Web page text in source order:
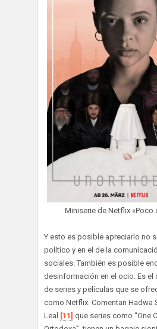
Miniserie de Netflix «Poco
Y esto es posible apreciarlo no
político y en el de la
sociales. También es posible
desinformación en el ocio. Es el
de series y películas que se
como Netflix. Comentan Hadwa
Leal [11] que series como “One